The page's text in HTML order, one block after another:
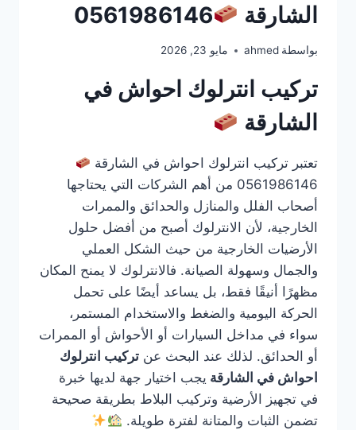
الشارقة
0561986146
بواسطة ahmed مايو 23, 2026
تركيب انترلوك احواش في
الشارقة
تعتبر تركيب انترلوك احواش في الشارقة
0561986146 من أهم الشركات التي يحتاجها
أصحاب الفلل والمنازل والحدائق والممرات
الخارجية، لأن الانترلوك أصبح من أفضل حلول
الأرضيات الخارجية من حيث الشكل العملي
والجمال وسهولة الصيانة. فالانترلوك لا يمنح المكان
مظهرًا أنيقًا فقط، بل يساعد أيضًا على تحمل
الحركة اليومية والضغط والاستخدام المستمر،
سواء في مداخل السيارات أو الأحواش أو الممرات
أو الحدائق. لذلك عند البحث عن تركيب انترلوك
احواش في الشارقة يجب اختيار جهة لديها خبرة
في تجهيز الأرضية وتركيب البلاط بطريقة صحيحة
تضمن الثبات والمتانة لفترة طويلة.